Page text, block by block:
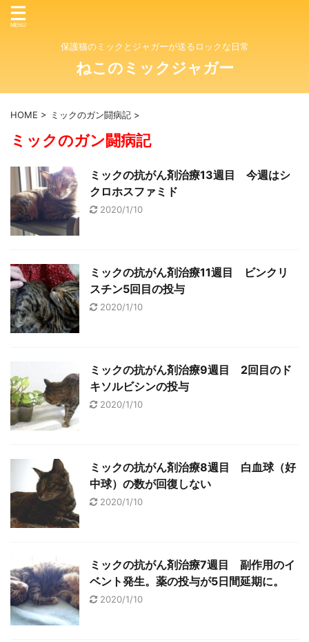
保護猫のミックとジャガーが送るロックな日常
ねこのミックジャガー
HOME > ミックのガン闘病記 >
ミックのガン闘病記
ミックの抗がん剤治療13週目 今週はシ
クロホスファミド
2020/1/10
ミックの抗がん剤治療11週目 ビンクリ
スチン5回目の投与
2020/1/10
ミックの抗がん剤治療9週目 2回目のド
キソルビシンの投与
2020/1/10
ミックの抗がん剤治療8週目 白血球（好
中球）の数が回復しない
2020/1/10
ミックの抗がん剤治療7週目 副作用のイ
ベント発生。薬の投与が5日間延期に。
2020/1/10